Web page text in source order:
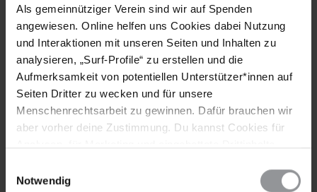
Als gemeinnütziger Verein sind wir auf Spenden
angewiesen. Online helfen uns Cookies dabei Nutzung
und Interaktionen mit unseren Seiten und Inhalten zu
analysieren, „Surf-Profile“ zu erstellen und die
Aufmerksamkeit von potentiellen Unterstützer*innen auf
Seiten Dritter zu wecken und für unsere
Menschenrechtsarbeit zu gewinnen. Dafür brauchen wir
aber vorher deine Zustimmung. Du kannst Cookies für
wieder ändern. Diesen Banner kannst Du über den Link
Notwendig
sollte.
Zwangsräumungen
Im Laufe des Jahres wurden erneut von Roma bewohnte
Lager und Behelfsunterkünfte zwangsgeräumt und aufgelöst.
Nach Schätzungen von NGOs wurden in den ersten neun
Monaten des Jahres 2012 in Frankreich 9040 Roma durch
rechtswidrige Zwangsräumungen aus ihren Unterkünften